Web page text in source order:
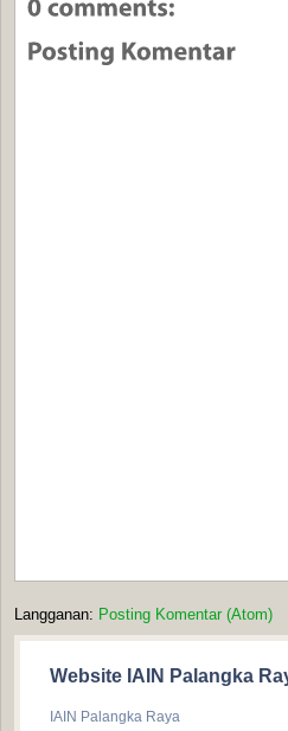
Langganan: Posting Komentar (Atom)
Website IAIN Palangka
IAIN Palangka Raya